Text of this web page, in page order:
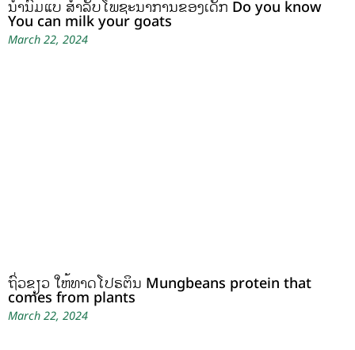
ນໍ້ານົມແບ້ ສຳລັບໂພຊະນາການຂອງເດັກ Do you know
You can milk your goats
March 22, 2024
ຖົ່ວຂຽວ ໃຫ້ທາດໂປຣຕິນ Mungbeans protein that
comes from plants
March 22, 2024